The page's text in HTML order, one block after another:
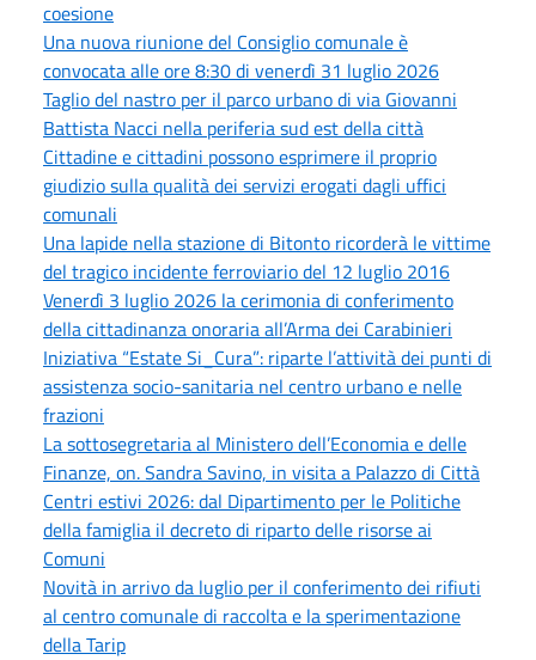
coesione
Una nuova riunione del Consiglio comunale è
convocata alle ore 8:30 di venerdì 31 luglio 2026
Taglio del nastro per il parco urbano di via Giovanni
Battista Nacci nella periferia sud est della città
Cittadine e cittadini possono esprimere il proprio
giudizio sulla qualità dei servizi erogati dagli uffici
comunali
Una lapide nella stazione di Bitonto ricorderà le vittime
del tragico incidente ferroviario del 12 luglio 2016
Venerdì 3 luglio 2026 la cerimonia di conferimento
della cittadinanza onoraria all’Arma dei Carabinieri
Iniziativa “Estate Si_Cura”: riparte l’attività dei punti di
assistenza socio-sanitaria nel centro urbano e nelle
frazioni
La sottosegretaria al Ministero dell’Economia e delle
Finanze, on. Sandra Savino, in visita a Palazzo di Città
Centri estivi 2026: dal Dipartimento per le Politiche
della famiglia il decreto di riparto delle risorse ai
Comuni
Novità in arrivo da luglio per il conferimento dei rifiuti
al centro comunale di raccolta e la sperimentazione
della Tarip